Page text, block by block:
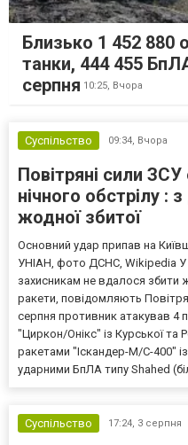
Близько 1 452 880
танки, 444 455
серпня 10:25, Вчора
Суспільство 09:34, Вчора
Повітряні сили
нічного обстрілу :
жодної збитої
Основний удар припав на
УНІАН, фото ДСНС, Wikipedia У
захисникам не вдалося збити
ракети, повідомляють
серпня противник атакував 4
"Циркон/Онікс" із Курської та
ракетами "Іскандер-М/С-400"
ударними БпЛА типу Shahed
Суспільство 17:24, 3 серпня